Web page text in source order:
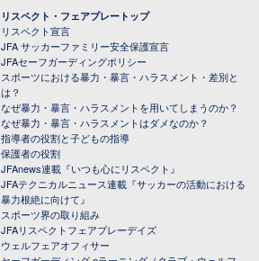
リスペクト・フェアプレートップ
リスペクト宣言
JFA サッカーファミリー安全保護宣言
JFAセーフガーディングポリシー
スポーツにおける暴力・暴言・ハラスメント・差別と
は？
なぜ暴力・暴言・ハラスメントを用いてしまうのか？
なぜ暴力・暴言・ハラスメントはダメなのか？
指導者の役割と子どもの指導
保護者の役割
JFAnews連載『いつも心にリスペクト』
JFAテクニカルニュース連載『サッカーの活動における
暴力根絶に向けて』
スポーツ界の取り組み
JFAリスペクトフェアプレーデイズ
ウェルフェアオフィサー